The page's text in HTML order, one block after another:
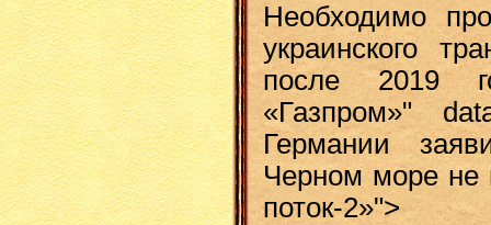
Необходимо
украинского
после 2019
«Газпром»"
Германии
Черном море не
поток-2»">